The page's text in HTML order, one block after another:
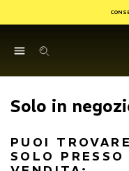
Solo in
PUOI
SOLO